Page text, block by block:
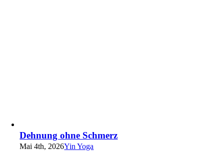
Dehnung ohne Schmerz
Mai 4th, 2026Yin Yoga